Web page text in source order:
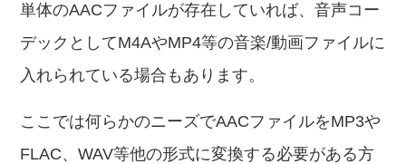
単体のAACファイルが存在していれば、音声コー
デックとしてM4AやMP4等の音楽/動画ファイルに
入れられている場合もあります。
ここでは何らかのニーズでAACファイルをMP3や
FLAC、WAV等他の形式に変換する必要がある方